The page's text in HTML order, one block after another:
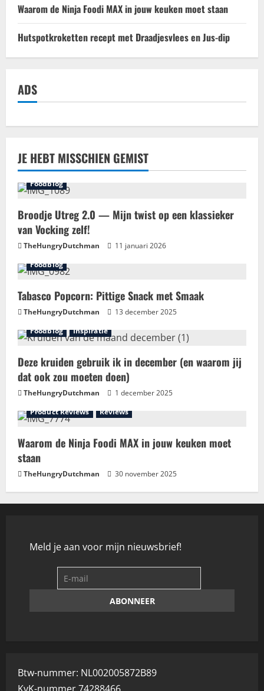
Waarom de Ninja Foodi MAX in jouw keuken moet staan
Hutspotkroketten recept met Draadjesvlees en Jus-dip
ADS
JE HEBT MISSCHIEN GEMIST
Foodblog
Broodje Utreg 2.0 — Mijn twist op een klassieker
van Vocking zelf!
TheHungryDutchman
11 januari 2026
Foodblog
Tabasco Popcorn: Pittige Snack met Smaak
TheHungryDutchman
13 december 2025
Foodblog
Inspiratie
Deze kruiden gebruik ik in december (en waarom jij
dat ook zou moeten doen)
TheHungryDutchman
1 december 2025
Product Reviews
Reviews
Waarom de Ninja Foodi MAX in jouw keuken moet
staan
TheHungryDutchman 30 november 2025
Meld je aan voor mijn nieuwsbrief!
Btw-nummer: NL002005872B89